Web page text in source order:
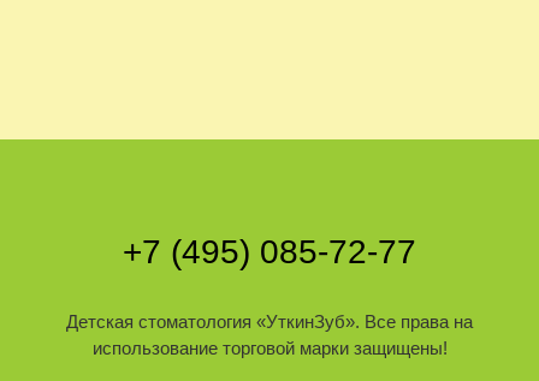
+7 (495) 085-72-77
Детская стоматология «УткинЗуб». Все права на
использование торговой марки защищены!